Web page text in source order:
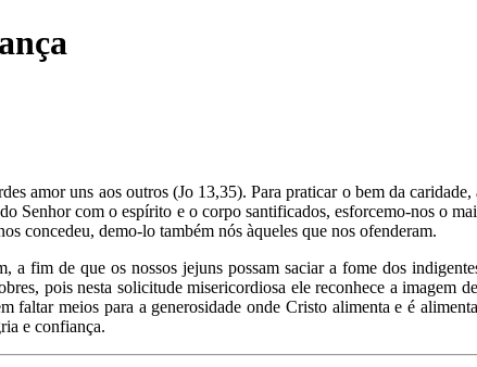
amor uns aos outros (Jo 13,35). Para praticar o bem da
Senhor com o espírito e o corpo santificados, esforcemo-nos o
concedeu, demo-lo também nós àqueles que nos ofenderam.
a fim de que os nossos jejuns possam saciar a fome dos
pois nesta solicitude misericordiosa ele reconhece a imagem
faltar meios para a generosidade onde Cristo alimenta e é
e confiança.